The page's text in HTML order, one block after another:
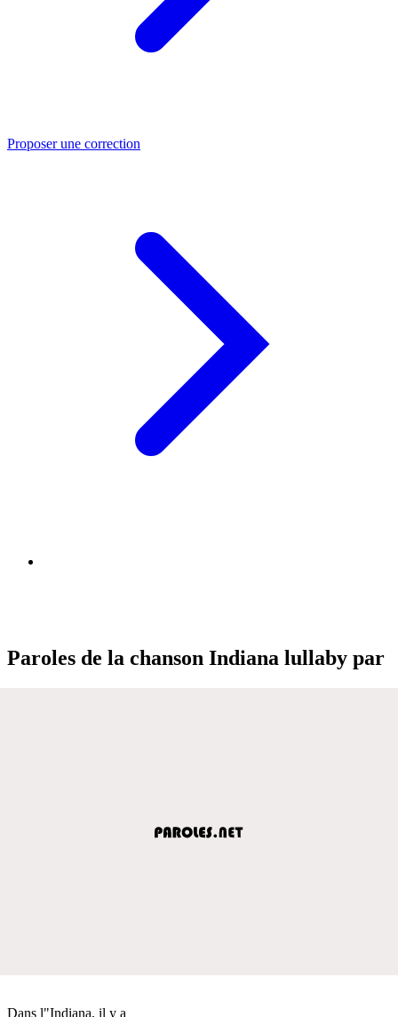
Proposer une correction
Paroles de la chanson Indiana lullaby par
Dans l"Indiana, il y a